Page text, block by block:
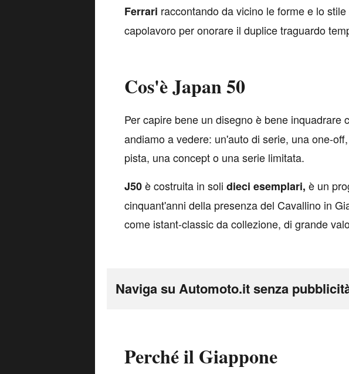
Ferrari raccontando da vicino le forme e lo
capolavoro per onorare il duplice traguardo
Cos'è Japan 50
Per capire bene un disegno è bene inquadrare
andiamo a vedere: un'auto di serie, una one-
pista, una concept o una serie limitata.
J50è costruita in soli dieci esemplari, è un
cinquant'anni della presenza del Cavallino in
come istant-classic da collezione, di grande
Naviga su Automoto.it senza
Perché il Giappone